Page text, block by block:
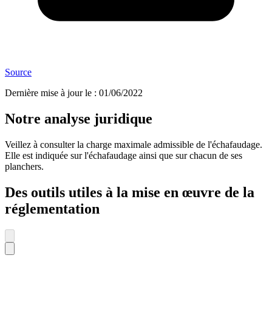
Source
Dernière mise à jour le : 01/06/2022
Notre analyse juridique
Veillez à consulter la charge maximale admissible de l'échafaudage.
Elle est indiquée sur l'échafaudage ainsi que sur chacun de ses
planchers.
Des outils utiles à la mise en œuvre de la
réglementation